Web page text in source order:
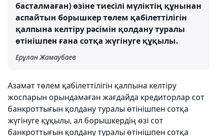
басталмаған) өзіне тиесілі мүліктің құнынан
аспайтын борышкер төлем қабілеттілігін
қалпына келтіру рәсімін қолдану туралы
өтінішпен ғана сотқа жүгінуге құқылы.
Ерұлан Жамаубаев
Азамат төлем қабілеттілігін қалпына келтіру
жоспарын орындамаған жағдайда кредиторлар сот
банкроттығын қолдану туралы өтінішпен сотқа
жүгінуге құқылы, ал борышкердің өзі сот
банкроттығын қолдану туралы өтінішпен сотқа